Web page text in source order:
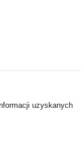
uzyskanych